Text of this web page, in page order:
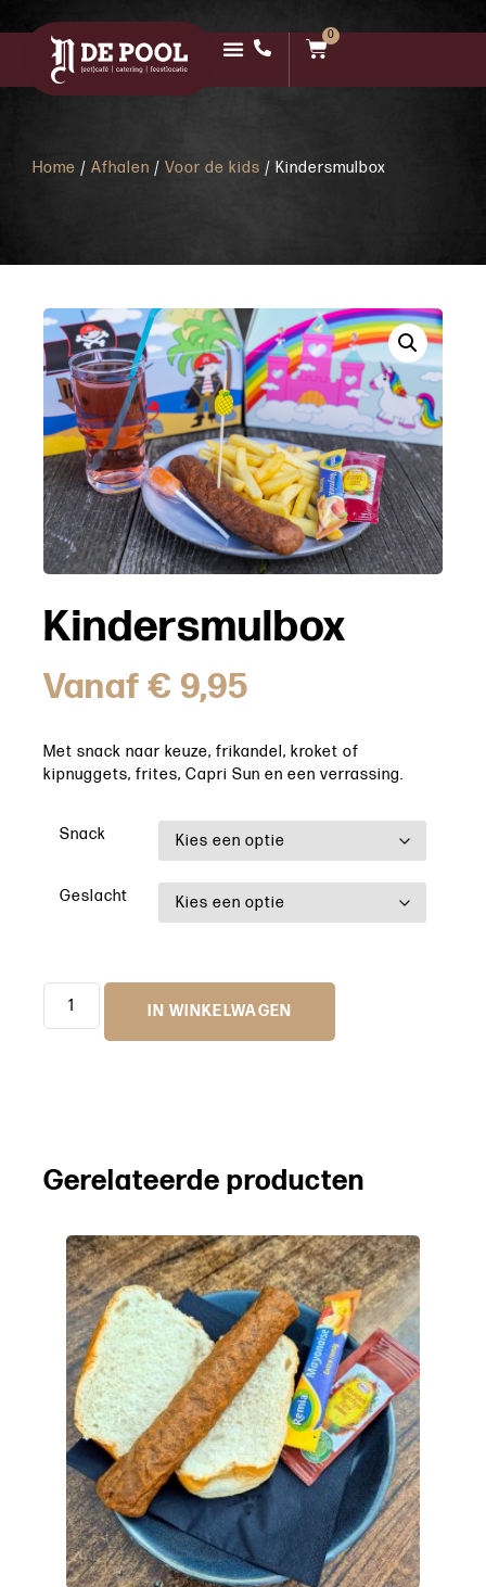
0
Home / Afhalen / Voor de kids / Kindersmulbox
Kindersmulbox
Vanaf € 9,95
Met snack naar keuze, frikandel, kroket of
kipnuggets, frites, Capri Sun en een verrassing.
Snack
Geslacht
IN WINKELWAGEN
Gerelateerde producten